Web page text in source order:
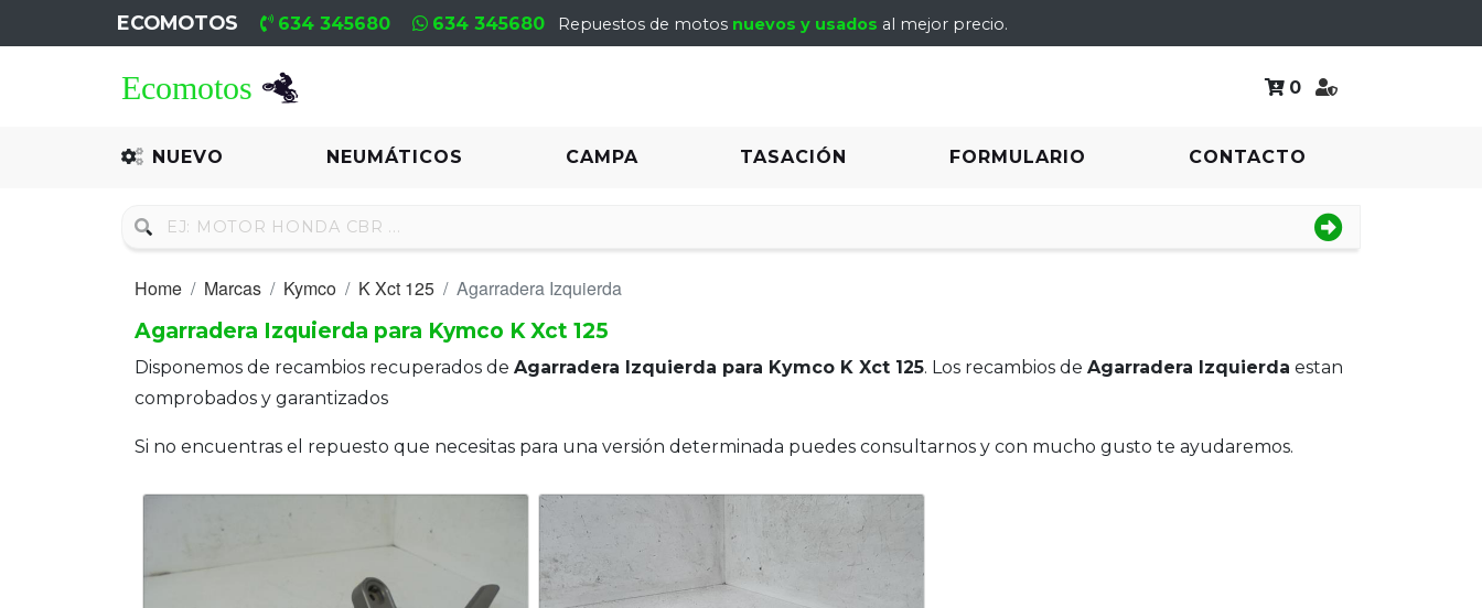
ECOMOTOS 634 345680 634 345680 Repuestos de motos nuevos y usados al mejor precio.
0
NUEVO NEUMÁTICOS CAMPA TASACIÓN FORMULARIO CONTACTO
Recambio
Neumáticos
Motores
Motores
Formulario
Home Marcas Kymco K Xct 125
Agarradera Izquierda
Agarradera Izquierda para Kymco K Xct 125
Disponemos de recambios recuperados de Agarradera Izquierda para Kymco K Xct 125. Los recambios de Agarradera Izquierda estan
comprobados y garantizados
Si no encuentras el repuesto que necesitas para una versión determinada puedes consultarnos y con mucho gusto te ayudaremos.